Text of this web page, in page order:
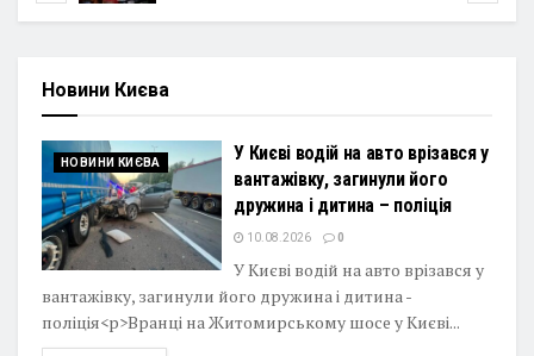
Новини Києва
НОВИНИ КИЄВА
У Києві водій на авто врізався у
вантажівку, загинули його
дружина і дитина – поліція
10.08.2026 0
У Києві водій на авто врізався у
вантажівку, загинули його дружина і дитина -
поліція<p>Вранці на Житомирському шосе у Києві...